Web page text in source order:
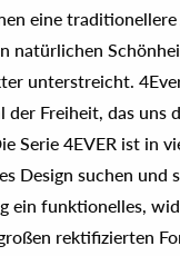
eine
natürlichen
unterstreicht.
Freiheit, das uns
Serie 4EVER ist in
Design suchen und
ein funktionelles,
rektifizierten
hervorgehoben
Finish
Mischung aus
Finish setzt auf
modernen
Charakter des
genauso schön
sehr